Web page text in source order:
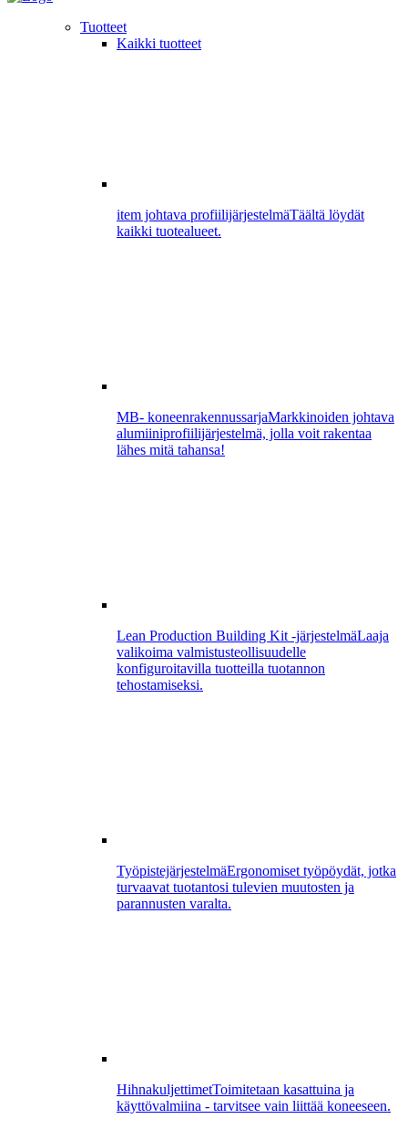
Tuotteet
Kaikki tuotteet
item johtava profiilijärjestelmäTäältä löydät
kaikki tuotealueet.
MB- koneenrakennussarjaMarkkinoiden johtava
alumiiniprofiilijärjestelmä, jolla voit rakentaa
lähes mitä tahansa!
Lean Production Building Kit -järjestelmäLaaja
valikoima valmistusteollisuudelle
konfiguroitavilla tuotteilla tuotannon
tehostamiseksi.
TyöpistejärjestelmäErgonomiset työpöydät, jotka
turvaavat tuotantosi tulevien muutosten ja
parannusten varalta.
HihnakuljettimetToimitetaan kasattuina ja
käyttövalmiina - tarvitsee vain liittää koneeseen.